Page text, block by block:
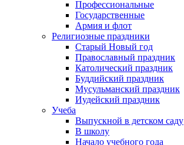
Профессиональные
Государственные
Армия и флот
Религиозные праздники
Старый Новый год
Православный праздник
Католический праздник
Буддийский праздник
Мусульманский праздник
Иудейский праздник
Учеба
Выпускной в детском саду
В школу
Начало учебного года